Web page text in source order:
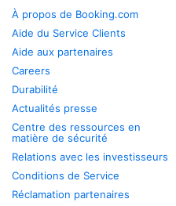
À propos de Booking.com
Aide du Service Clients
Aide aux partenaires
Careers
Durabilité
Actualités presse
Centre des ressources en
matière de sécurité
Relations avec les investisseurs
Conditions de Service
Réclamation partenaires